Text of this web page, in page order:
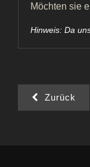
Möchten sie
Hinweis: Da
Zurück